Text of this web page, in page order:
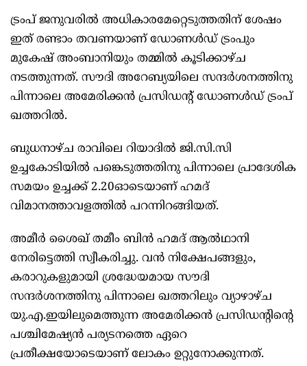
ട്രംപ് ജനുവരിൽ അധികാരമേറ്റെടുത്തതിന് ശേഷം
ഇത് രണ്ടാം തവണയാണ് ഡോണൾഡ് ട്രംപും
മുകേഷ് അംബാനിയും തമ്മിൽ കൂടിക്കാഴ്ച
നടത്തുന്നത്. സൗദി അറേബ്യയിലെ സന്ദർശനത്തിനു
പിന്നാലെ അമേരിക്കൻ പ്രസിഡന്റ് ഡോണൾഡ് ട്രംപ്
ഖത്തറിൽ.
ബുധനാഴ്ച രാവിലെ റിയാദിൽ ജി.സി.സി
ഉച്ചകോടിയിൽ പങ്കെടുത്തതിനു പിന്നാലെ പ്രാദേശിക
സമയം ഉച്ചക്ക് 2.20ഓടെയാണ് ഹമദ്
വിമാനത്താവളത്തിൽ പറന്നിറങ്ങിയത്.
അമീർ ശൈഖ് തമീം ബിൻ ഹമദ് ആൽഥാനി
നേരിട്ടെത്തി സ്വീകരിച്ചു. വൻ നിക്ഷേപങ്ങളും,
കരാറുകളുമായി ശ്രദ്ധേയമായ സൗദി
സന്ദർശനത്തിനു പിന്നാലെ ഖത്തറിലും വ്യാഴാഴ്ച
യു.എ.ഇയിലുമെത്തുന്ന അമേരിക്കൻ പ്രസിഡന്റിന്റെ
പശ്ചിമേഷ്യൻ പര്യടനത്തെ ഏറെ
പ്രതീക്ഷയോടെയാണ് ലോകം ഉറ്റുനോക്കുന്നത്.